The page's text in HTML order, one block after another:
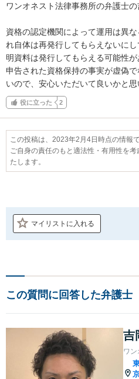
ワンオネスト法律事務所の弁護士の
資格の認定機関によって運用は異
れ自体は再発行してもらえないに
明資料は発行してもらえる可能性
申告された資格保持の事実が虚偽
いので、安心いただいて良いかと思
役に立った 2
この投稿は、2023年2月4日時点の情報で
ご自身の責任のもと適法性・有用性を
たします。
マイリストに入れる
この質問に回答した弁護士
吉
ワ